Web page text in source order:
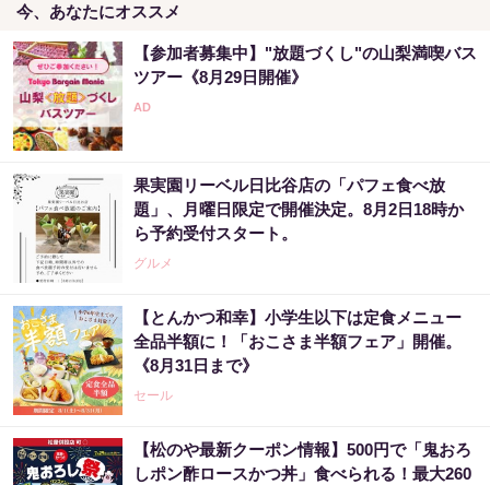
今、あなたにオススメ
【参加者募集中】"放題づくし"の山梨満喫バス
ツアー《8月29日開催》
果実園リーベル日比谷店の「パフェ食べ放
題」、月曜日限定で開催決定。8月2日18時か
ら予約受付スタート。
グルメ
【とんかつ和幸】小学生以下は定食メニュー
全品半額に！「おこさま半額フェア」開催。
《8月31日まで》
セール
【松のや最新クーポン情報】500円で「鬼おろ
しポン酢ロースかつ丼」食べられる！最大260